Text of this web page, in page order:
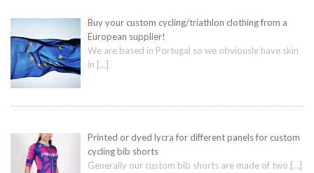
Buy your custom cycling/triathlon clothing from a
European supplier!
We are based in Portugal so we obviously have skin
in […]
Printed or dyed lycra for different panels for custom
cycling bib shorts
Generally our custom bib shorts are made of two […]